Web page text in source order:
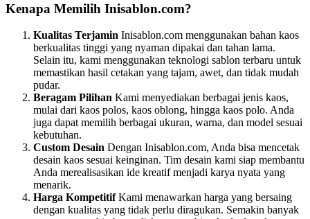
Kenapa Memilih Inisablon.com?
Kualitas Terjamin Inisablon.com menggunakan bahan kaos
berkualitas tinggi yang nyaman dipakai dan tahan lama.
Selain itu, kami menggunakan teknologi sablon terbaru untuk
memastikan hasil cetakan yang tajam, awet, dan tidak mudah
pudar.
Beragam Pilihan Kami menyediakan berbagai jenis kaos,
mulai dari kaos polos, kaos oblong, hingga kaos polo. Anda
juga dapat memilih berbagai ukuran, warna, dan model sesuai
kebutuhan.
Custom Desain Dengan Inisablon.com, Anda bisa mencetak
desain kaos sesuai keinginan. Tim desain kami siap membantu
Anda merealisasikan ide kreatif menjadi karya nyata yang
menarik.
Harga KompetitifKami menawarkan harga yang bersaing
dengan kualitas yang tidak perlu diragukan. Semakin banyak